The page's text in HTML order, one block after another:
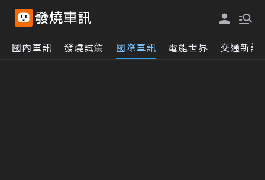
國內車訊 發燒試駕 國際車訊 電能世界 交通新訊